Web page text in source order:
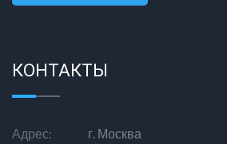
КОНТАКТЫ
Адрес:
г. Москва